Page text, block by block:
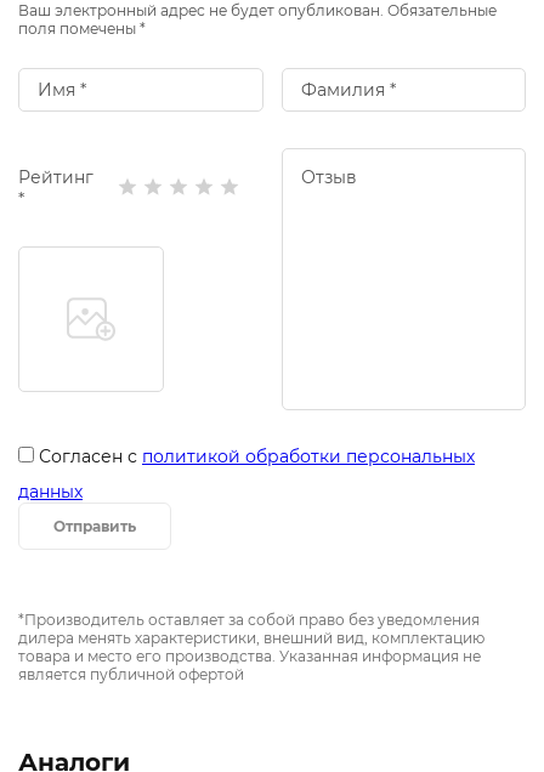
Ваш электронный адрес не будет опубликован. Обязательные
поля помечены *
Рейтинг
*
Согласен с политикой обработки персональных
данных
Отправить
*Производитель оставляет за собой право без уведомления
дилера менять характеристики, внешний вид, комплектацию
товара и место его производства. Указанная информация не
является публичной офертой
Аналоги